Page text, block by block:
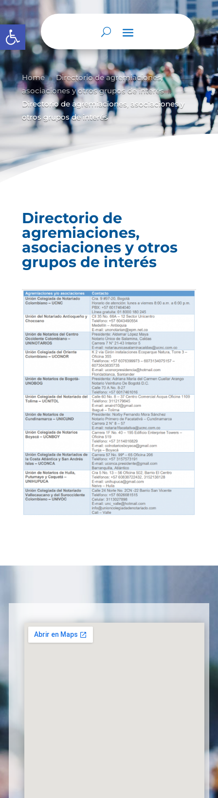
Abrir barra de herramientas
Home 9 Directorio de agremiaciones,
asociaciones y otros grupos de interés 9
Directorio de agremiaciones, asociaciones y
otros grupos de interés
Directorio de
agremiaciones,
asociaciones y otros
grupos de interés